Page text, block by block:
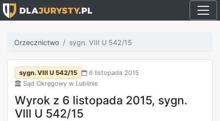
Orzecznictwo sygn. VIII U 542/15
sygn. VIII U 542/15
6 listopada 2015
Sąd Okręgowy w Lublinie
Wyrok z 6 listopada 2015, sygn.
VIII U 542/15